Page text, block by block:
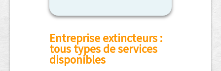
Entreprise extincteurs :
tous types de services
disponibles